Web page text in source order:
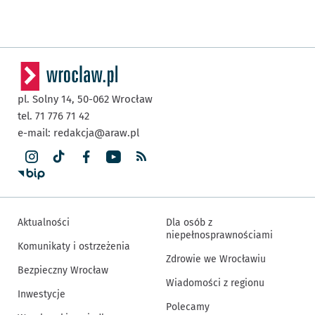
pl. Solny 14, 50-062 Wrocław
tel. 71 776 71 42
e-mail: redakcja@araw.pl
Aktualności
Komunikaty i ostrzeżenia
Bezpieczny Wrocław
Inwestycje
Dla osób z
niepełnosprawnościami
Zdrowie we Wrocławiu
Wiadomości z regionu
Polecamy